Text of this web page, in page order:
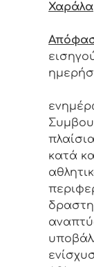
κατά